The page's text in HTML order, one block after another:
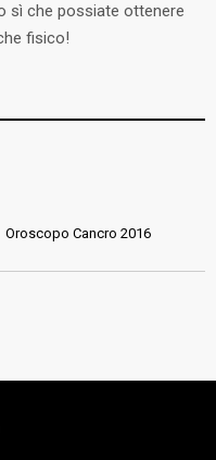
sì che possiate ottenere
fisico!
Oroscopo Cancro 2016